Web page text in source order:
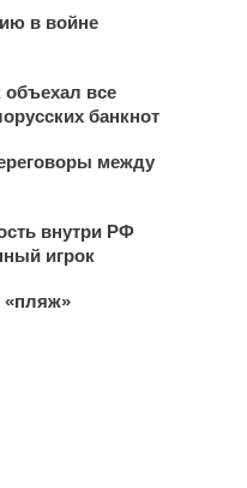
в войне
все
банкнот
между
внутри РФ
игрок
«пляж»